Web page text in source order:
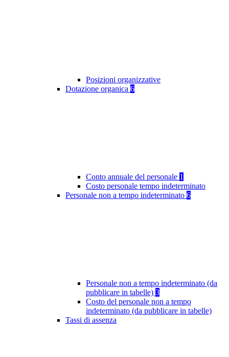
Posizioni organizzative
Dotazione organica 6
Conto annuale del personale 1
Costo personale tempo indeterminato
Personale non a tempo indeterminato 6
Personale non a tempo indeterminato (da
pubblicare in tabelle) 3
Costo del personale non a tempo
indeterminato (da pubblicare in tabelle)
Tassi di assenza